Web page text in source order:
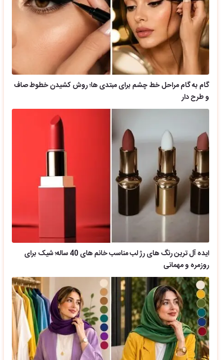
گام به گام مراحل خط چشم برای مبتدی ها؛ روش کشیدن خطوط صاف
و طرح دار
ایده آل ترین رنگ های رژ لب مناسب خانم های 40 ساله؛ شیک برای
روزمره و مهمانی